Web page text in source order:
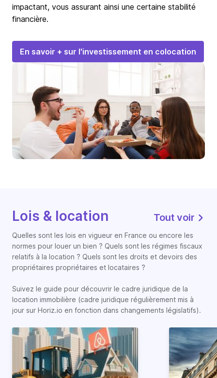
impactant, vous assurant ainsi une certaine stabilité
financière.
En savoir + sur l'investissement en colocation
Lois & location Tout voir
Quelles sont les lois en vigueur en France ou encore les
normes pour louer un bien ? Quels sont les régimes fiscaux
relatifs à la location ? Quels sont les droits et devoirs des
propriétaires propriétaires et locataires ?
Suivez le guide pour découvrir le cadre juridique de la
location immobilière (cadre juridique régulièrement mis à
jour sur Horiz.io en fonction dans changements législatifs).